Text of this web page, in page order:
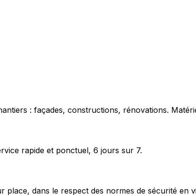
: façades, constructions, rénovations.
rapide et ponctuel, 6 jours sur 7.
place, dans le respect des normes de sécurité en